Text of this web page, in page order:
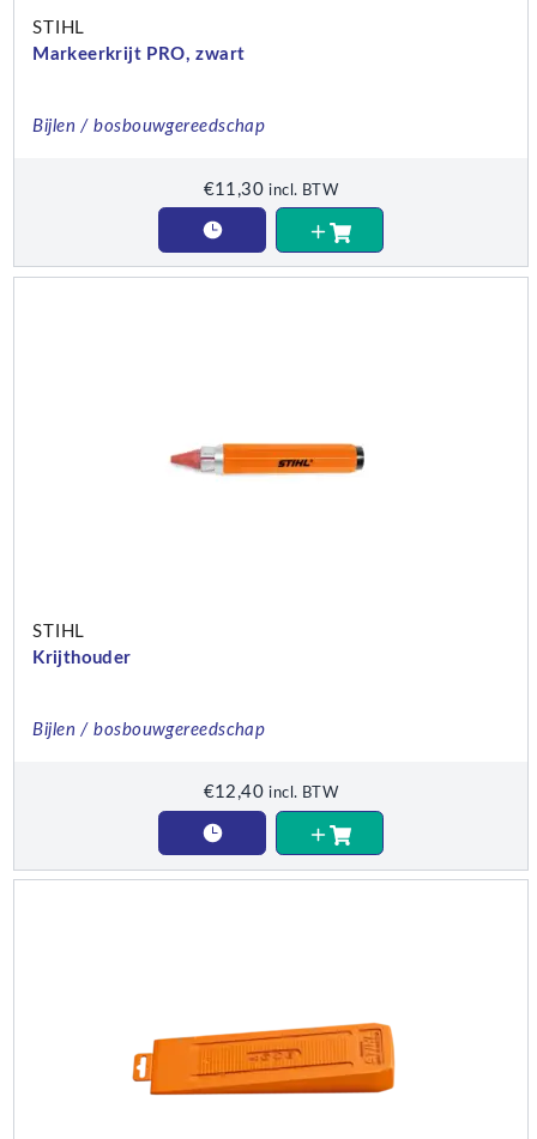
STIHL
Markeerkrijt PRO, zwart
Bijlen / bosbouwgereedschap
€11,30 incl. BTW
STIHL
Krijthouder
Bijlen / bosbouwgereedschap
€12,40 incl. BTW